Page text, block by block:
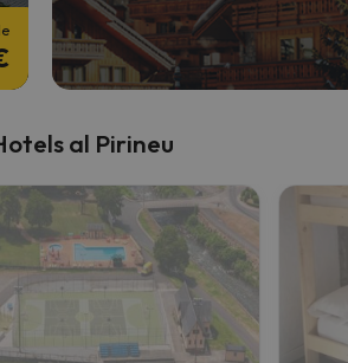
el nord. Quan trobi la seva brúixola torna.
al Pirineu